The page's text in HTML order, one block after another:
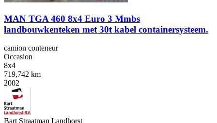
MAN TGA 460 8x4 Euro 3 Mmbs
landbouwkenteken met 30t kabel containersysteem.
camion conteneur
Occasion
8x4
719,742 km
2002
Bart Straatman Landhorst